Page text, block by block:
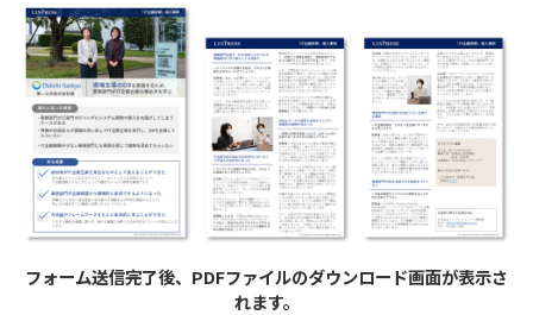
フォーム送信完了後、PDFファイルのダウンロード画面が表示さ
れます。